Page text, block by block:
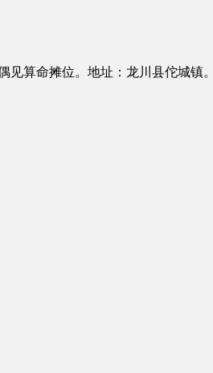
算命摊位。地址：龙川县佗城镇。